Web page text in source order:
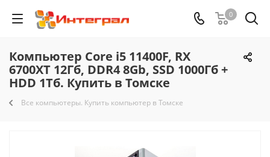
0
Компьютер Core i5 11400F, RX
6700XT 12Гб, DDR4 8Gb, SSD 1000Гб +
HDD 1Тб. Купить в Томске
Все компьютеры. Купить компьютер в Томске